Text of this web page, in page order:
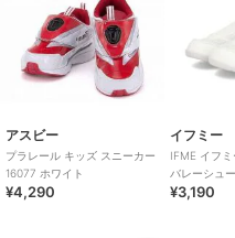
アスビー
プラレール キッズ スニーカー
16077 ホワイト
¥4,290
イフミー
IFME イフ
バレーシュ
0002
¥3,190